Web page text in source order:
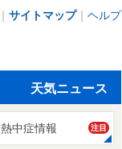
サイトマップ｜ ヘルプ
天気ニュース
熱中症情報 注目